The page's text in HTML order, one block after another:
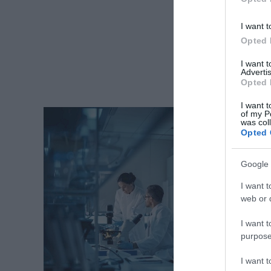
I want
Opted
I want
Opted
I want
of my
was
Opted
Google
I want
web or
I want
I want